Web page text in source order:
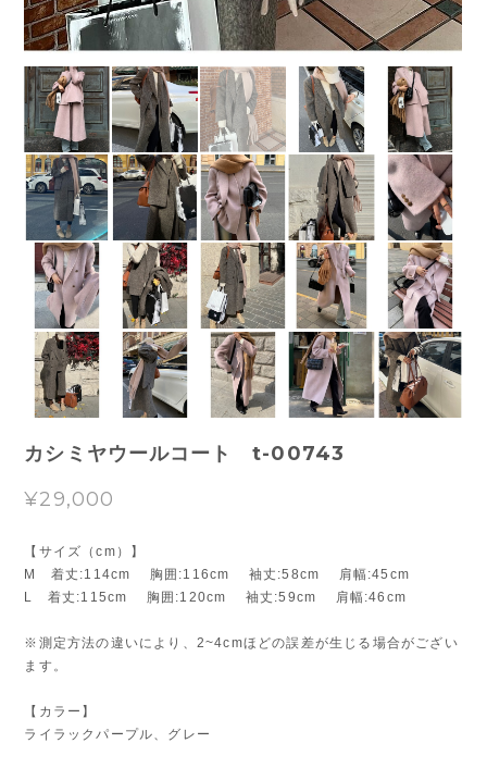
カシミヤウールコート t-00743
¥29,000
【サイズ（cm）】
M 着丈:114cm 胸囲:116cm 袖丈:58cm 肩幅:45cm
L 着丈:115cm 胸囲:120cm 袖丈:59cm 肩幅:46cm
※測定方法の違いにより、2~4cmほどの誤差が生じる場合がござい
ます。
【カラー】
ライラックパープル、グレー